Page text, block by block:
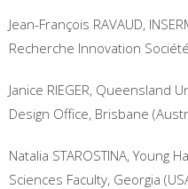
Jean-François RAVAUD,
Recherche Innovation
Janice RIEGER, Queensland
Design Office, Brisbane
Natalia STAROSTINA, Young
Sciences Faculty, Georgia